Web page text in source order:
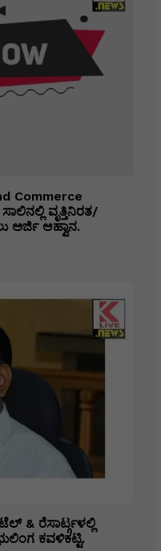
Commerce
ವೃತ್ತಿನಿರತ/
ಅರ್ಜಿ ಆಹ್ವಾನ.
& ರೆಸಾರ್ಟ್ಗಳಲ್ಲಿ
ಕವಳಿಕಟ್ಟಿ.